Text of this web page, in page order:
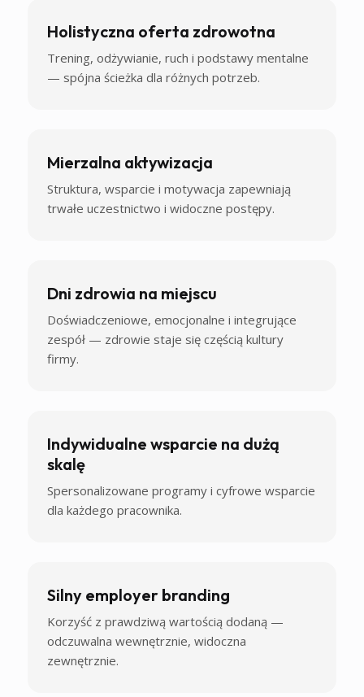
Holistyczna oferta zdrowotna
Trening, odżywianie, ruch i podstawy mentalne
— spójna ścieżka dla różnych potrzeb.
Mierzalna aktywizacja
Struktura, wsparcie i motywacja zapewniają
trwałe uczestnictwo i widoczne postępy.
Dni zdrowia na miejscu
Doświadczeniowe, emocjonalne i integrujące
zespół — zdrowie staje się częścią kultury
firmy.
Indywidualne wsparcie na dużą
skalę
Spersonalizowane programy i cyfrowe wsparcie
dla każdego pracownika.
Silny employer branding
Korzyść z prawdziwą wartością dodaną —
odczuwalna wewnętrznie, widoczna
zewnętrznie.